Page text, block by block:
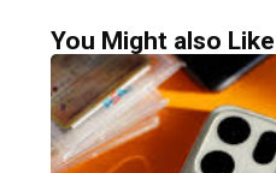
You Might also Like